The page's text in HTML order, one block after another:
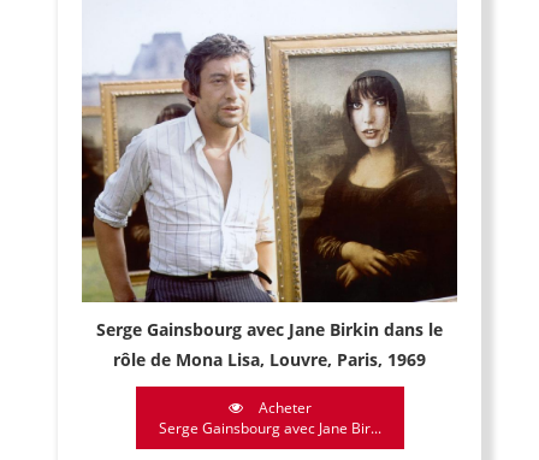
Serge Gainsbourg avec Jane Birkin dans le
rôle de Mona Lisa, Louvre, Paris, 1969
Acheter
Serge Gainsbourg avec Jane Bir...